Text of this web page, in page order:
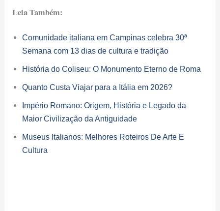
Leia Também:
Comunidade italiana em Campinas celebra 30ª
Semana com 13 dias de cultura e tradição
História do Coliseu: O Monumento Eterno de Roma
Quanto Custa Viajar para a Itália em 2026?
Império Romano: Origem, História e Legado da
Maior Civilização da Antiguidade
Museus Italianos: Melhores Roteiros De Arte E
Cultura